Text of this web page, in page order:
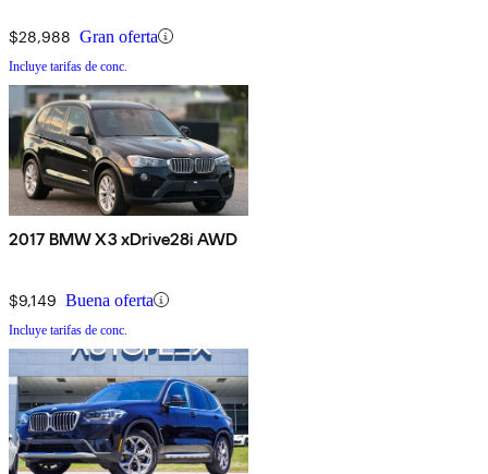
$28,988 Gran oferta
Incluye tarifas de conc.
2017 BMW X3 xDrive28i AWD
$9,149 Buena oferta
Incluye tarifas de conc.